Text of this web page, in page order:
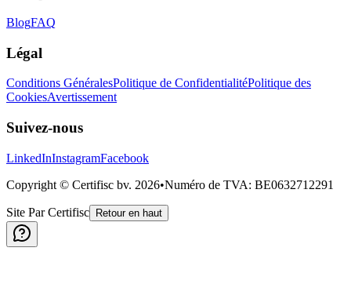
BlogFAQ
Légal
Conditions GénéralesPolitique de ConfidentialitéPolitique des
CookiesAvertissement
Suivez-nous
LinkedInInstagramFacebook
Copyright © Certifisc bv. 2026•Numéro de TVA: BE0632712291
Site Par Certifisc Retour en haut